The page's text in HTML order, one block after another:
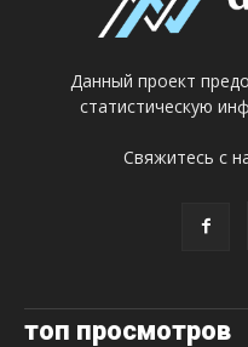
Данный проект
статистическую
Свяжитесь с
топ просмотров